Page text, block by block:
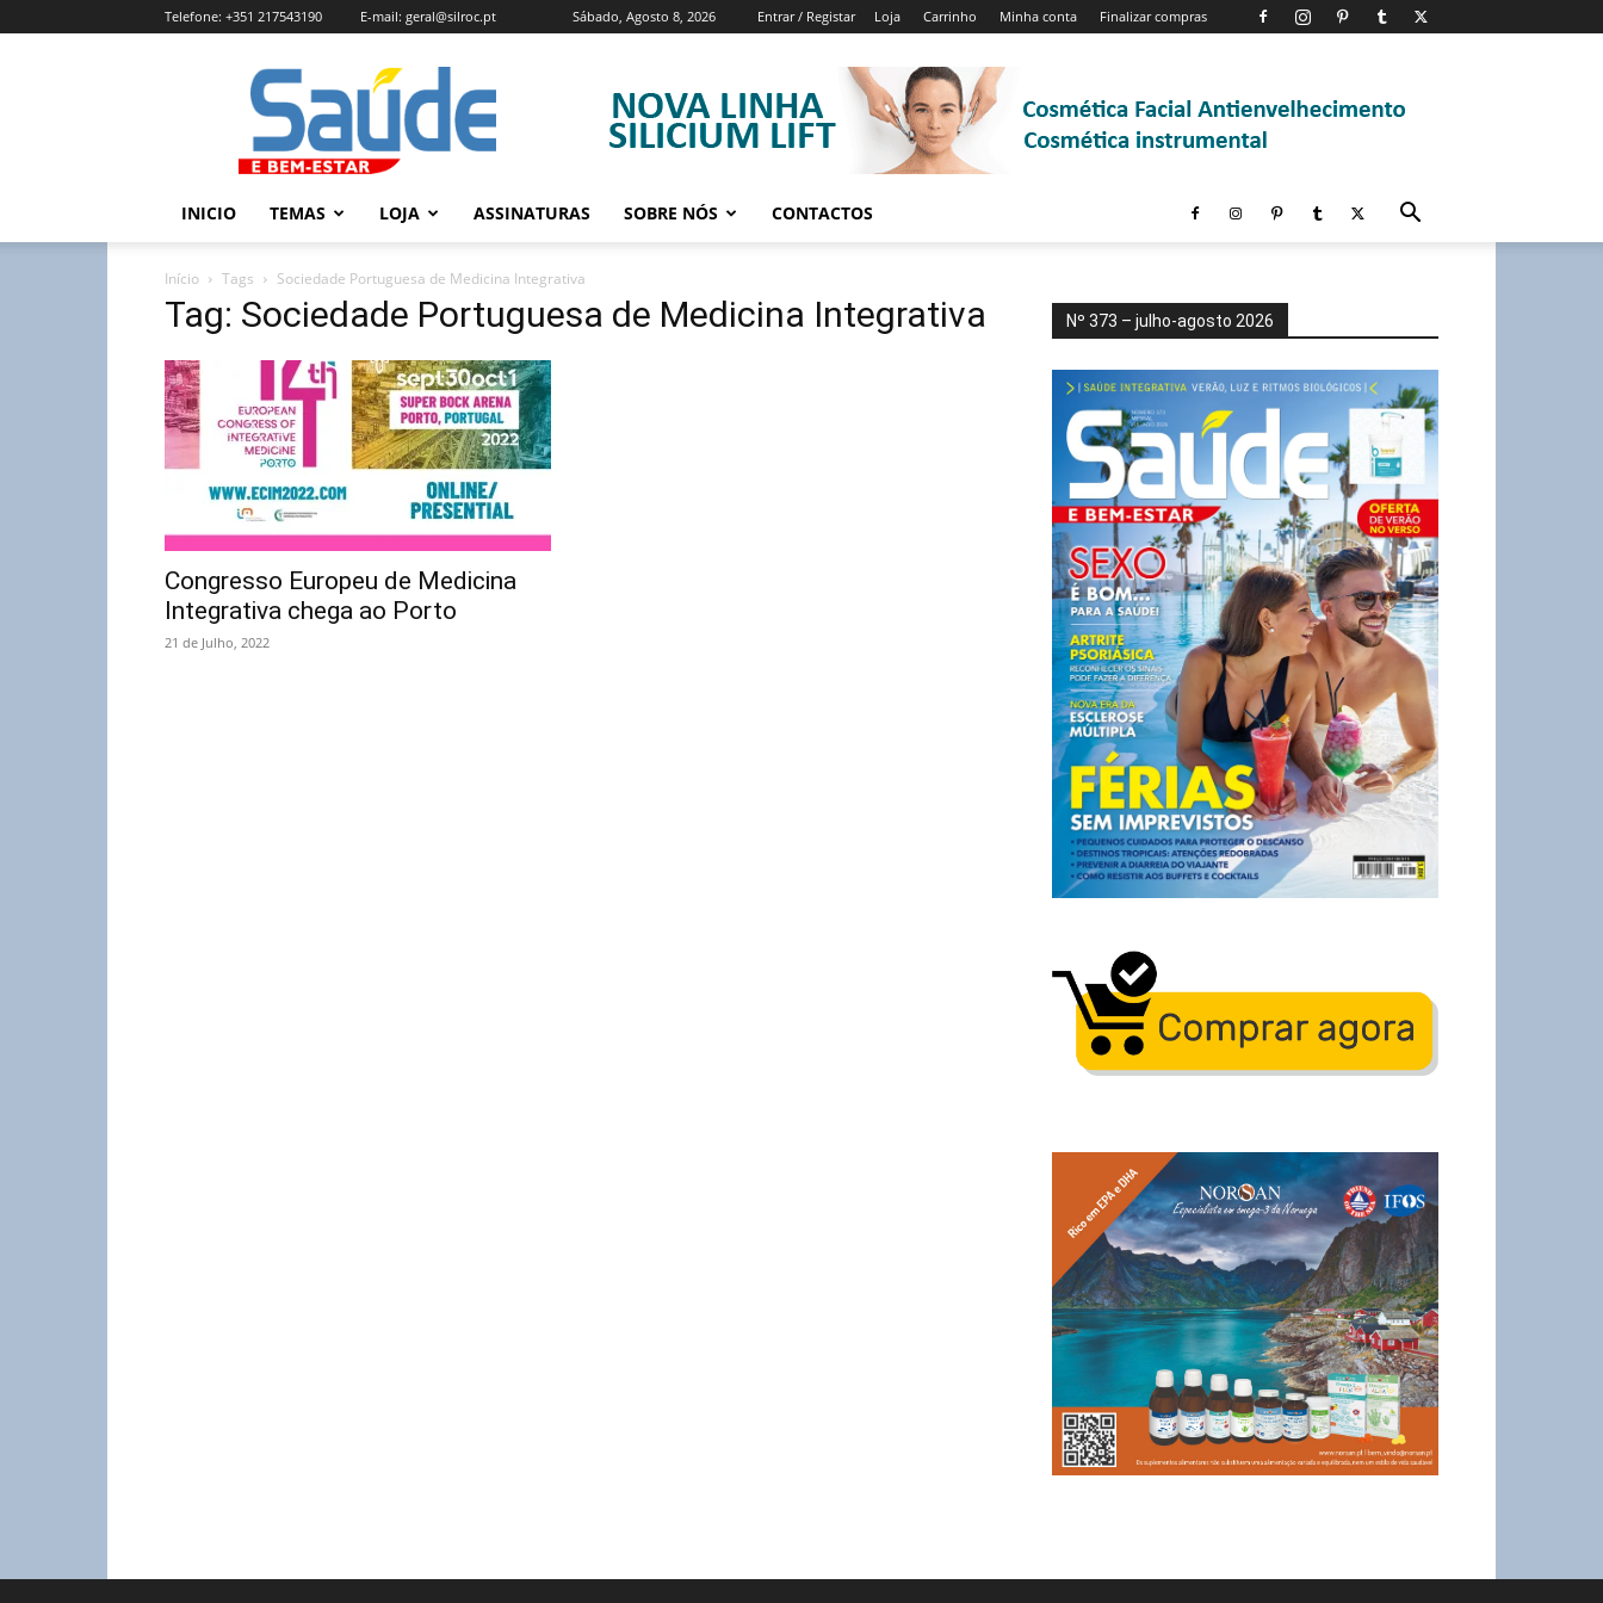
Sábado, Agosto 8, 2026 Entrar / Registar Loja Carrinho Minha conta Finalizar compras
Telefone: +351 217543190 E-mail: geral@silroc.pt
Revista
Saúde
e
Bem
Estar
Edição
INICIO TEMAS LOJA ASSINATURAS SOBRE NÓS CONTACTOS
Início Tags Sociedade Portuguesa de Medicina Integrativa
Tag: Sociedade Portuguesa de Medicina Integrativa
Congresso Europeu de Medicina
Integrativa chega ao Porto
21 de Julho, 2022
Nº 373 – julho-agosto 2026